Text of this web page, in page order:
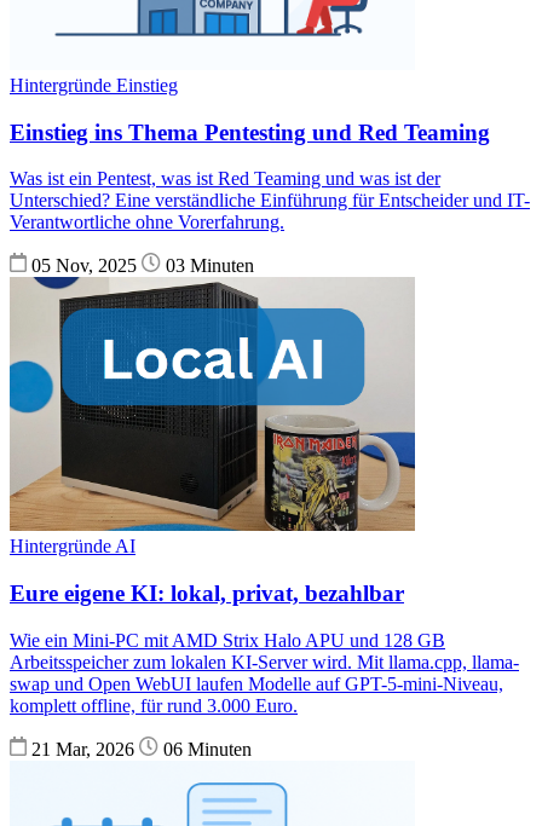
Hintergründe Einstieg
Einstieg ins Thema Pentesting und Red Teaming
Was ist ein Pentest, was ist Red Teaming und was ist der
Unterschied? Eine verständliche Einführung für Entscheider und IT-
Verantwortliche ohne Vorerfahrung.
05 Nov, 2025 03 Minuten
Hintergründe AI
Eure eigene KI: lokal, privat, bezahlbar
Wie ein Mini-PC mit AMD Strix Halo APU und 128 GB
Arbeitsspeicher zum lokalen KI-Server wird. Mit llama.cpp, llama-
swap und Open WebUI laufen Modelle auf GPT-5-mini-Niveau,
komplett offline, für rund 3.000 Euro.
21 Mar, 2026 06 Minuten